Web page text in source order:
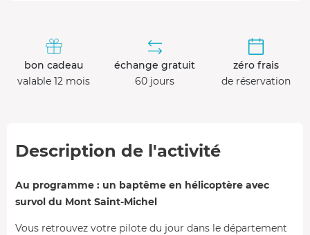
bon cadeau
valable 12 mois
échange gratuit
60 jours
zéro frais
de réservation
Description de l'activité
Au programme : un baptême en hélicoptère avec
survol du Mont Saint-Michel
Vous retrouvez votre pilote du jour dans le département